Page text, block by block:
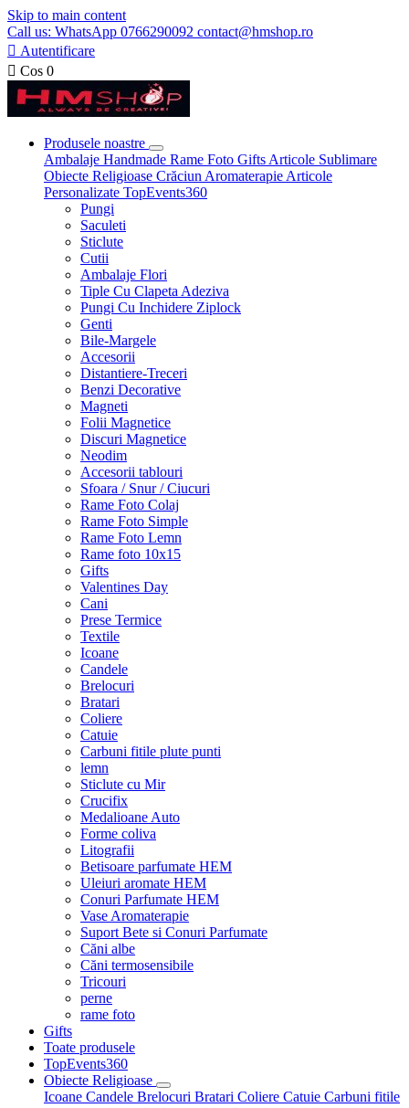
Skip to main content
Call us: WhatsApp 0766290092 contact@hmshop.ro
 Autentificare
 Cos 0
Produsele noastre
Ambalaje Handmade Rame Foto Gifts Articole Sublimare
Obiecte Religioase Crăciun Aromaterapie Articole
Personalizate TopEvents360
Pungi
Saculeti
Sticlute
Cutii
Ambalaje Flori
Tiple Cu Clapeta Adeziva
Pungi Cu Inchidere Ziplock
Genti
Bile-Margele
Accesorii
Distantiere-Treceri
Benzi Decorative
Magneti
Folii Magnetice
Discuri Magnetice
Neodim
Accesorii tablouri
Sfoara / Snur / Ciucuri
Rame Foto Colaj
Rame Foto Simple
Rame Foto Lemn
Rame foto 10x15
Gifts
Valentines Day
Cani
Prese Termice
Textile
Icoane
Candele
Brelocuri
Bratari
Coliere
Catuie
Carbuni fitile plute punti
lemn
Sticlute cu Mir
Crucifix
Medalioane Auto
Forme coliva
Litografii
Betisoare parfumate HEM
Uleiuri aromate HEM
Conuri Parfumate HEM
Vase Aromaterapie
Suport Bete si Conuri Parfumate
Căni albe
Căni termosensibile
Tricouri
perne
rame foto
Gifts
Toate produsele
TopEvents360
Obiecte Religioase
Icoane Candele Brelocuri Bratari Coliere Catuie Carbuni fitile